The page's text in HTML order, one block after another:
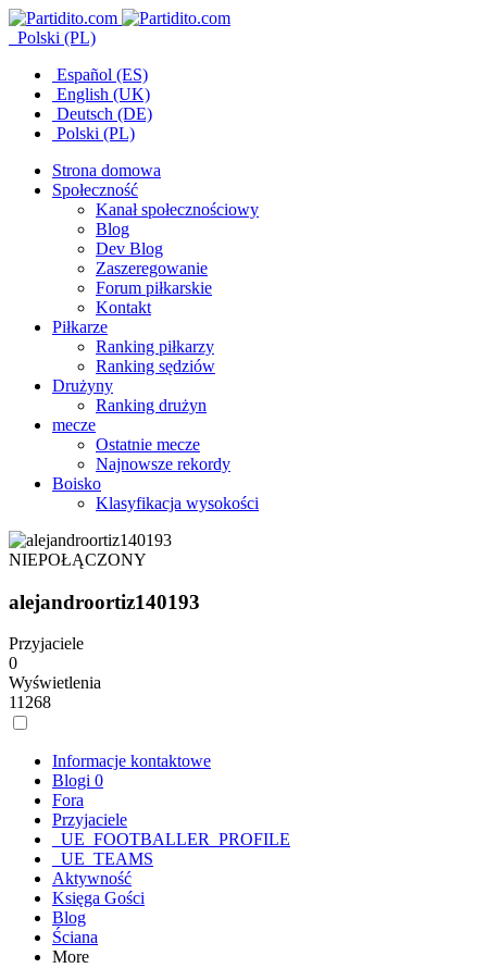
Polski (PL)
Español (ES)
English (UK)
Deutsch (DE)
Polski (PL)
Strona domowa
Społeczność
Kanał społecznościowy
Blog
Dev Blog
Zaszeregowanie
Forum piłkarskie
Kontakt
Piłkarze
Ranking piłkarzy
Ranking sędziów
Drużyny
Ranking drużyn
mecze
Ostatnie mecze
Najnowsze rekordy
Boisko
Klasyfikacja wysokości
NIEPOŁĄCZONY
alejandroortiz140193
Przyjaciele
0
Wyświetlenia
11268
Informacje kontaktowe
Blogi 0
Fora
Przyjaciele
_UE_FOOTBALLER_PROFILE
_UE_TEAMS
Aktywność
Księga Gości
Blog
Ściana
More